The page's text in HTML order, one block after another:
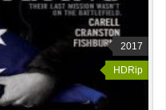
2017
HDRip